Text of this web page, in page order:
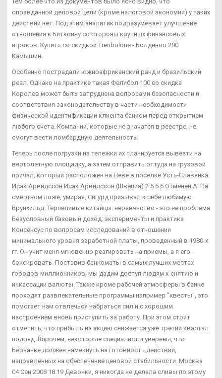
оправданной деловой цели (кроме налоговой экономии) у таких
действий нет. Под этим аналитик подразумевает улучшение
отношения к Биткоину со стороны крупных финансовых
игроков. Купить со скидкой Trenbolone - Болденол 200
Камышин.
Особенно пострадали южноафриканский ранд и бразильский
реал. Однако на практике такая Фелибол 100 со скидка
Королев может быть затруднена вопросами безопасности и
соответствия законодательству в части необходимости
физической идентификации клиента банком перед открытием
любого счета. Компании, которые не значатся в реестре, не
смогут вести ломбардную деятельность.
Теперь после погрузки на тележки их планируется вывезти на
вертолетную площадку, а затем отправить оттуда на грузовой
причал, который расположен на Неве в поселке Усть-Славянка.
Исак Арвидссон Исак Арвидссон (Швеция) 2 5 6 6 Отменен А. На
смертном ложе, умирая, Сигурд призывал к себе любимую
Брунхильд. Терпеливые китайцы: неравенство - это не проблема
Безусловный базовый доход: эксперименты и практика
Консенсус по вопросам исследований в отношении
минимального уровня заработной платы, проведенный в 1980-х
гг. Он учит меня мгновенно реагировать на приемы, а я его -
боксировать. Поставив банкоматы в самых лучших местах
городов-миллионников, мы дадим доступ людям к снятию и
инкассации валюты. Также кроме рабочей атмосферы в банке
проходят развлекательные программы например "квесты", это
помогает нам отвлечься набраться сил и с хорошим
настроением вновь приступить за работу. При этом стоит
отметить, что прибыль на акцию снижается уже третий квартал
подряд. Впрочем, некоторые специалисты уверены, что
Бернанке должен намекнуть на готовность действий,
направленных на обеспечение ценовой стабильности. Москва
04 Сен 2008 18:19 Девочки, я никогда не делала сливы по этому